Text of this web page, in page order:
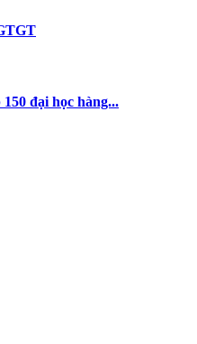
đại học hàng...